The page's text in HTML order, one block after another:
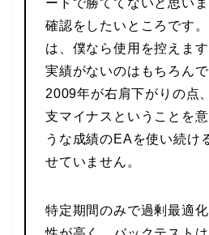
確認をしたいところです
は、僕なら使用を控えま
実績がないのはもちろん
2009年が右肩下がりの点
支マイナスということを
うな成績のEAを使い続け
せていません。
特定期間のみで過剰最適